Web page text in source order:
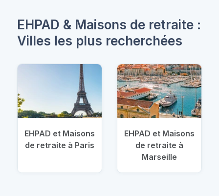
EHPAD & Maisons de retraite :
Villes les plus recherchées
EHPAD et Maisons
de retraite à Paris
EHPAD et Maisons
de retraite à
Marseille